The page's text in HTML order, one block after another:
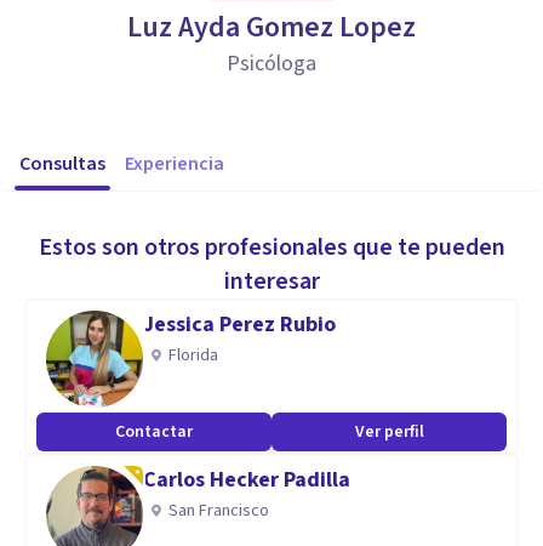
Luz Ayda Gomez Lopez
Psicóloga
Consultas Experiencia
Estos son otros profesionales que te pueden
interesar
Jessica Perez Rubio
Florida
Contactar Ver perfil
Carlos Hecker Padilla
San Francisco